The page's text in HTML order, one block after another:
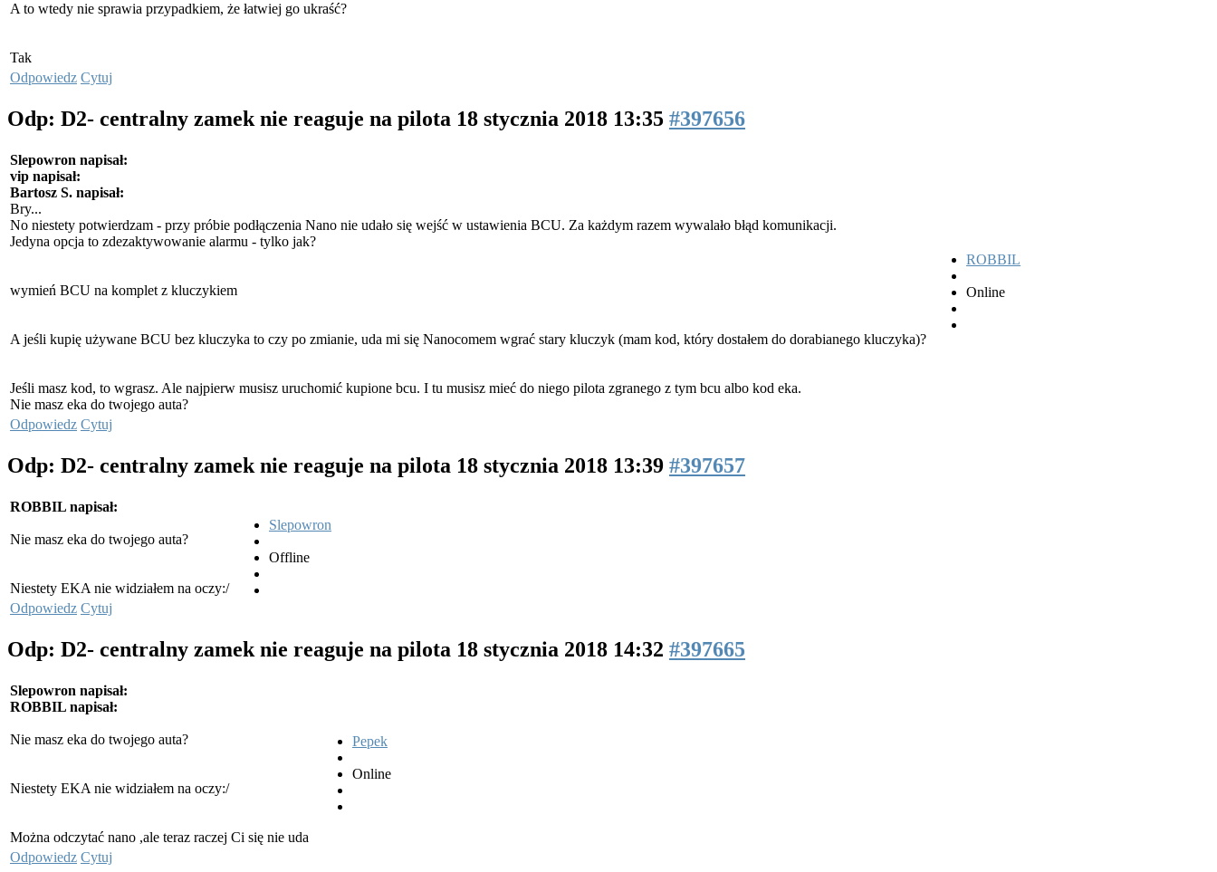
A to wtedy nie sprawia przypadkiem, że łatwiej go ukraść?
Tak
Odpowiedz Cytuj
Odp: D2- centralny zamek nie reaguje na pilota 18 stycznia 2018 13:35 #397656
Slepowron napisał:
vip napisał:
Bartosz S. napisał:
Bry...
No niestety potwierdzam - przy próbie podłączenia Nano nie udało się wejść w ustawienia BCU. Za każdym razem wywalało błąd komunikacji.
Jedyna opcja to zdezaktywowanie alarmu - tylko jak?
wymień BCU na komplet z kluczykiem
A jeśli kupię używane BCU bez kluczyka to czy po zmianie, uda mi się Nanocomem wgrać stary kluczyk (mam kod, który dostałem do dorabianego kluczyka)?
Jeśli masz kod, to wgrasz. Ale najpierw musisz uruchomić kupione bcu. I tu musisz mieć do niego pilota zgranego z tym bcu albo kod eka.
Nie masz eka do twojego auta?
ROBBIL
Online
Odpowiedz Cytuj
Odp: D2- centralny zamek nie reaguje na pilota 18 stycznia 2018 13:39 #397657
ROBBIL napisał:
Nie masz eka do twojego auta?
Niestety EKA nie widziałem na oczy:/
Slepowron
Offline
Odpowiedz Cytuj
Odp: D2- centralny zamek nie reaguje na pilota 18 stycznia 2018 14:32 #397665
Slepowron napisał:
ROBBIL napisał:
Nie masz eka do twojego auta?
Niestety EKA nie widziałem na oczy:/
Można odczytać nano ,ale teraz raczej Ci się nie uda
Pepek
Online
Odpowiedz Cytuj